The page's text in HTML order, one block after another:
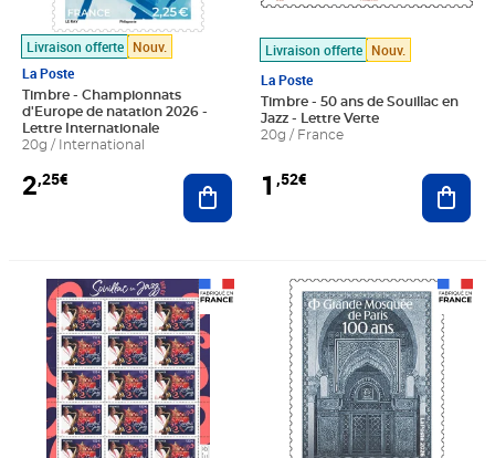
Livraison offerte Nouv.
La Poste
Timbre - Championnats
d'Europe de natation 2026 -
Lettre Internationale
20g / International
2,25€ Ajouter au panier
Livraison offerte Nouv.
La Poste
Timbre - 50 ans de Souillac en
Jazz - Lettre Verte
20g / France
1 ,52€
Prix 22,80€ Prix 2,25€